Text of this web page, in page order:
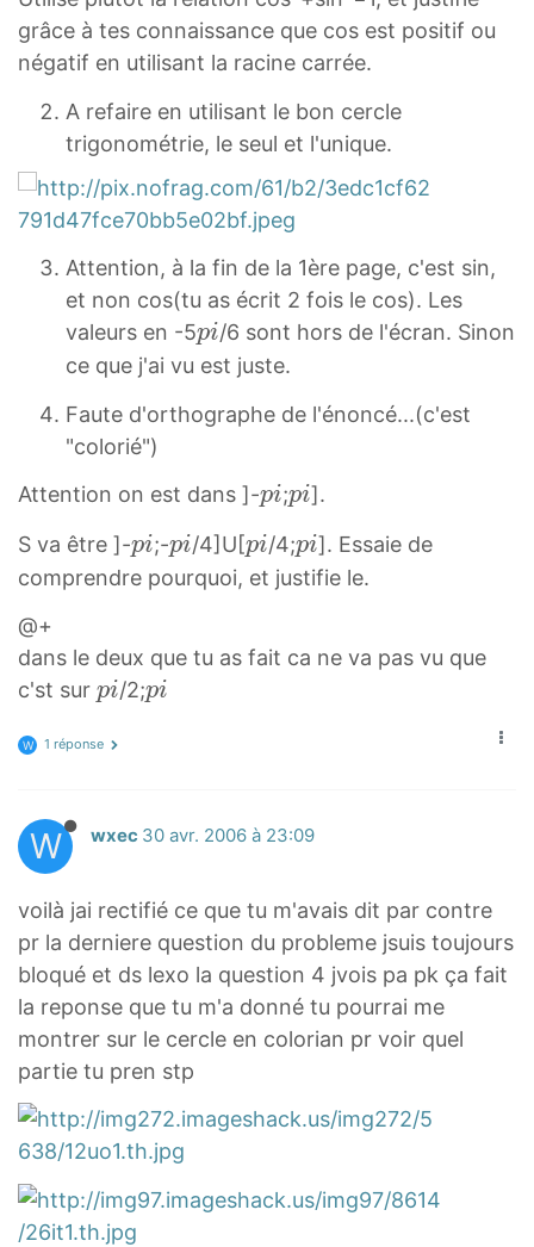
i
p
i
grâce à tes connaissance que cos est positif ou
négatif en utilisant la racine carrée.
A refaire en utilisant le bon cercle
trigonométrie, le seul et l'unique.
Attention, à la fin de la 1ère page, c'est sin,
et non cos(tu as écrit 2 fois le cos). Les
valeurs en -5p
i
i
pi/6 sont hors de l'écran. Sinon
ce que j'ai vu est juste.
Faute d'orthographe de l'énoncé...(c'est
"colorié")
Attention on est dans ]-p
p
i
pi;p
p
i
pi].
S va être ]-p
i
pi;-p
i
pi/4]U[p
i
pi/4;p
i
pi]. Essaie de
comprendre pourquoi, et justifie le.
@+
dans le deux que tu as fait ca ne va pas vu que
c'st sur p
p
pi/2;p
pi
W 1 réponse
W wxec 30 avr. 2006 à 23:09
voilà jai rectifié ce que tu m'avais dit par contre
pr la derniere question du probleme jsuis toujours
bloqué et ds lexo la question 4 jvois pa pk ça fait
la reponse que tu m'a donné tu pourrai me
montrer sur le cercle en colorian pr voir quel
partie tu pren stp